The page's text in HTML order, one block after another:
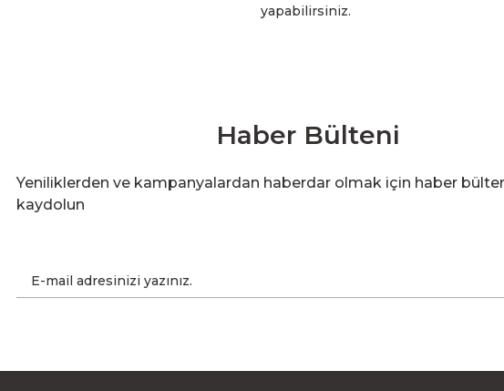
yapabilirsiniz.
Haber Bülteni
Yeniliklerden ve kampanyalardan haberdar olmak için haber
kaydolun